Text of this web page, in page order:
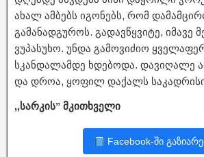
ახალ ამბებს იგონებს, რომ
გამანადგუროს. გადავწყვიტე, იმავე
ვუპასუხო. უნდა გამოვიძიო
სკანდალამდე ხდებოდა. დავიღალე
და დროა, ყოფილ დაქალს საკადრისი
,,სარკის” მკითხველი
Facebook-ში